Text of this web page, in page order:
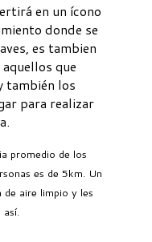
en un ícono
donde se
es tambien
que
también los
para realizar
promedio de los
es de 5km. Un
de aire limpio y les